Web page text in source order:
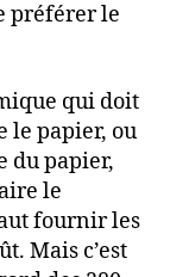
préférer le
qui doit
le papier, ou
du papier,
le
fournir les
Mais c’est